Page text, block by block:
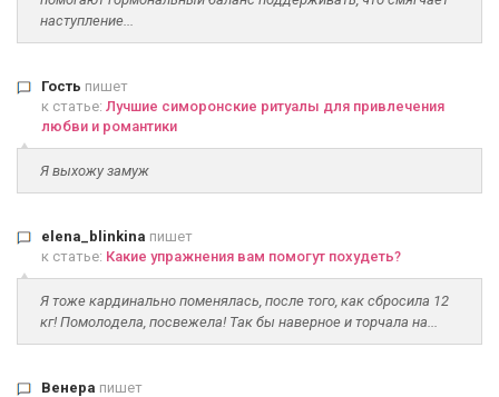
наступление...
Гость пишет
к статье: Лучшие симоронские ритуалы для привлечения
любви и романтики
Я выхожу замуж
elena_blinkina пишет
к статье: Какие упражнения вам помогут похудеть?
Я тоже кардинально поменялась, после того, как сбросила 12
кг! Помолодела, посвежела! Так бы наверное и торчала на...
Венера пишет